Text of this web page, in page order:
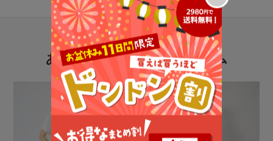
あなたにおすすめのアイテム